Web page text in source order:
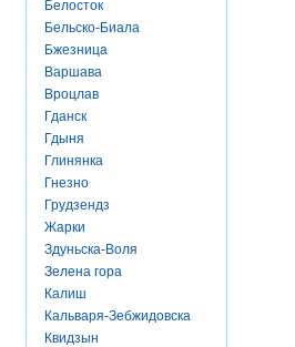
Белосток
Бельско-Биала
Бжезница
Варшава
Вроцлав
Гданск
Гдыня
Глинянка
Гнезно
Грудзендз
Жарки
Здуньска-Воля
Зелена гора
Калиш
Кальваря-Зебжидовска
Квидзын